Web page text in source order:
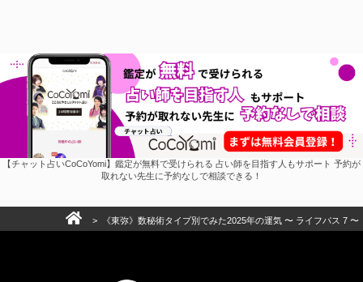
【チャット占いCoCoYomi】鑑定が無料で受けられる 占い師を目指す人もサポート 予約が
取れない先生に予約なしで相談できる！
> 《東弥》数秘術タイプ別でみた2025年の運気 〜 ライフパス 7 〜